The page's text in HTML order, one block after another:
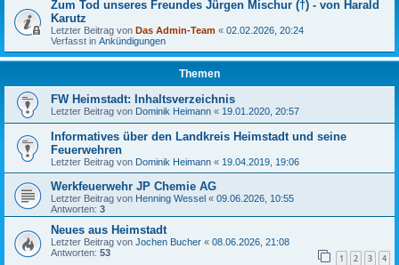
Zum Tod unseres Freundes Jürgen Mischur (†) - von Harald
Karutz
Letzter Beitrag von Das Admin-Team « 02.02.2026, 20:24
Verfasst in Ankündigungen
Themen
FW Heimstadt: Inhaltsverzeichnis
Letzter Beitrag von Dominik Heimann « 19.01.2020, 20:57
Informatives über den Landkreis Heimstadt und seine
Feuerwehren
Letzter Beitrag von Dominik Heimann « 19.04.2019, 19:06
Werkfeuerwehr JP Chemie AG
Letzter Beitrag von Henning Wessel « 09.06.2026, 10:55
Antworten: 3
Neues aus Heimstadt
Letzter Beitrag von Jochen Bucher « 08.06.2026, 21:08
Antworten: 53 1 2 3 4